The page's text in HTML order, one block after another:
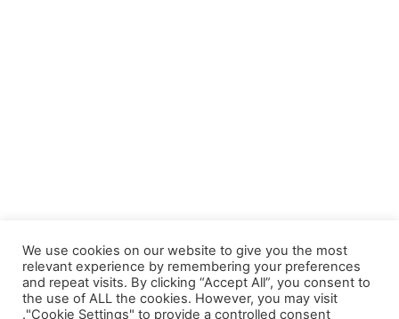
أخبار السيارات
نصائح عن السيارات
We use cookies on our website to give you the most
relevant experience by remembering your preferences
and repeat visits. By clicking “Accept All”, you consent to
the use of ALL the cookies. However, you may visit
"Cookie Settings" to provide a controlled consent.